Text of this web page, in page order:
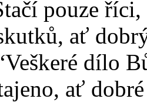
pouze
ať
dílo
jeno, ať